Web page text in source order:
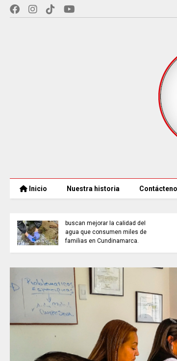
Inicio Nuestra historia
buscan mejorar la calidad del
agua que consumen miles de
familias en Cundinamarca.